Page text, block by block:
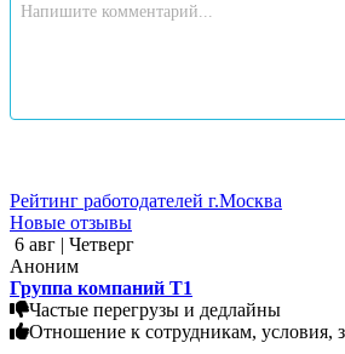
Рейтинг работодателей г.Москва
Новые отзывы
6 авг | Четверг
Аноним
Группа компаний Т1
Частые перегрузы и дедлайны
Отношение к сотрудникам, условия,